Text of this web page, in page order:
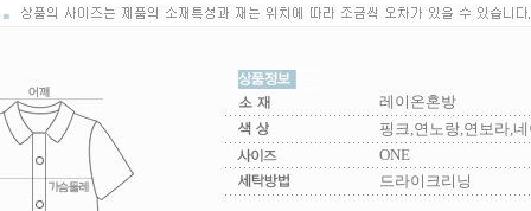
레이온혼방
핑크,연노랑,연보라,네
ONE
드라이크리닝